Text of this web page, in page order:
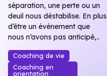
séparation, une perte ou un
deuil nous déstabilise. En plus
d’être un événement que
nous n’avons pas anticipé,..
Coaching de vie
Coaching en
orientation